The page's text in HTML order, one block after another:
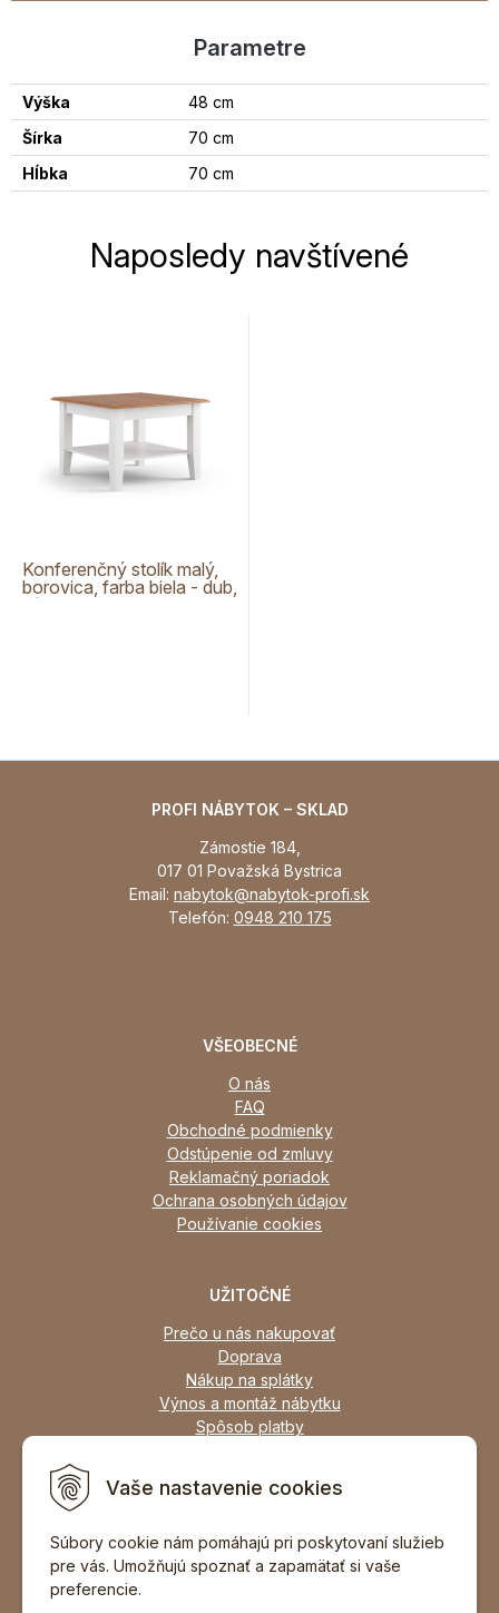
Vaše nastavenie cookies
Súbory cookie nám pomáhajú pri poskytovaní služieb
pre vás. Umožňujú spoznať a zapamätať si vaše
preferencie.
Parametre
Výška
48 cm
Šírka
70 cm
Hĺbka
70 cm
Naposledy navštívené
Konferenčný stolík malý,
borovica, farba biela - dub,
séria Belluno Elegante
PROFI NÁBYTOK – SKLAD
Zámostie 184,
017 01 Považská Bystrica
Email: nabytok@nabytok-profi.sk
Telefón: 0948 210 175
VŠEOBECNÉ
O nás
FAQ
Obchodné podmienky
Odstúpenie od zmluvy
Reklamačný poriadok
Ochrana osobných údajov
Používanie cookies
UŽITOČNÉ
Prečo u nás nakupovať
Doprava
Nákup na splátky
Výnos a montáž nábytku
Spôsob platby
Zariadime všetky typy interiérov
DOPORUČIŤ ZNÁMEMU